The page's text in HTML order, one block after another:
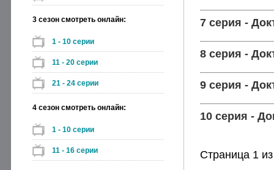
3 сезон смотреть онлайн:
1 - 10 серии
11 - 20 серии
21 - 24 серии
4 сезон смотреть онлайн:
1 - 10 серии
11 - 16 серии
7 серия -
8 серия -
9 серия -
10 серия -
Страница 1